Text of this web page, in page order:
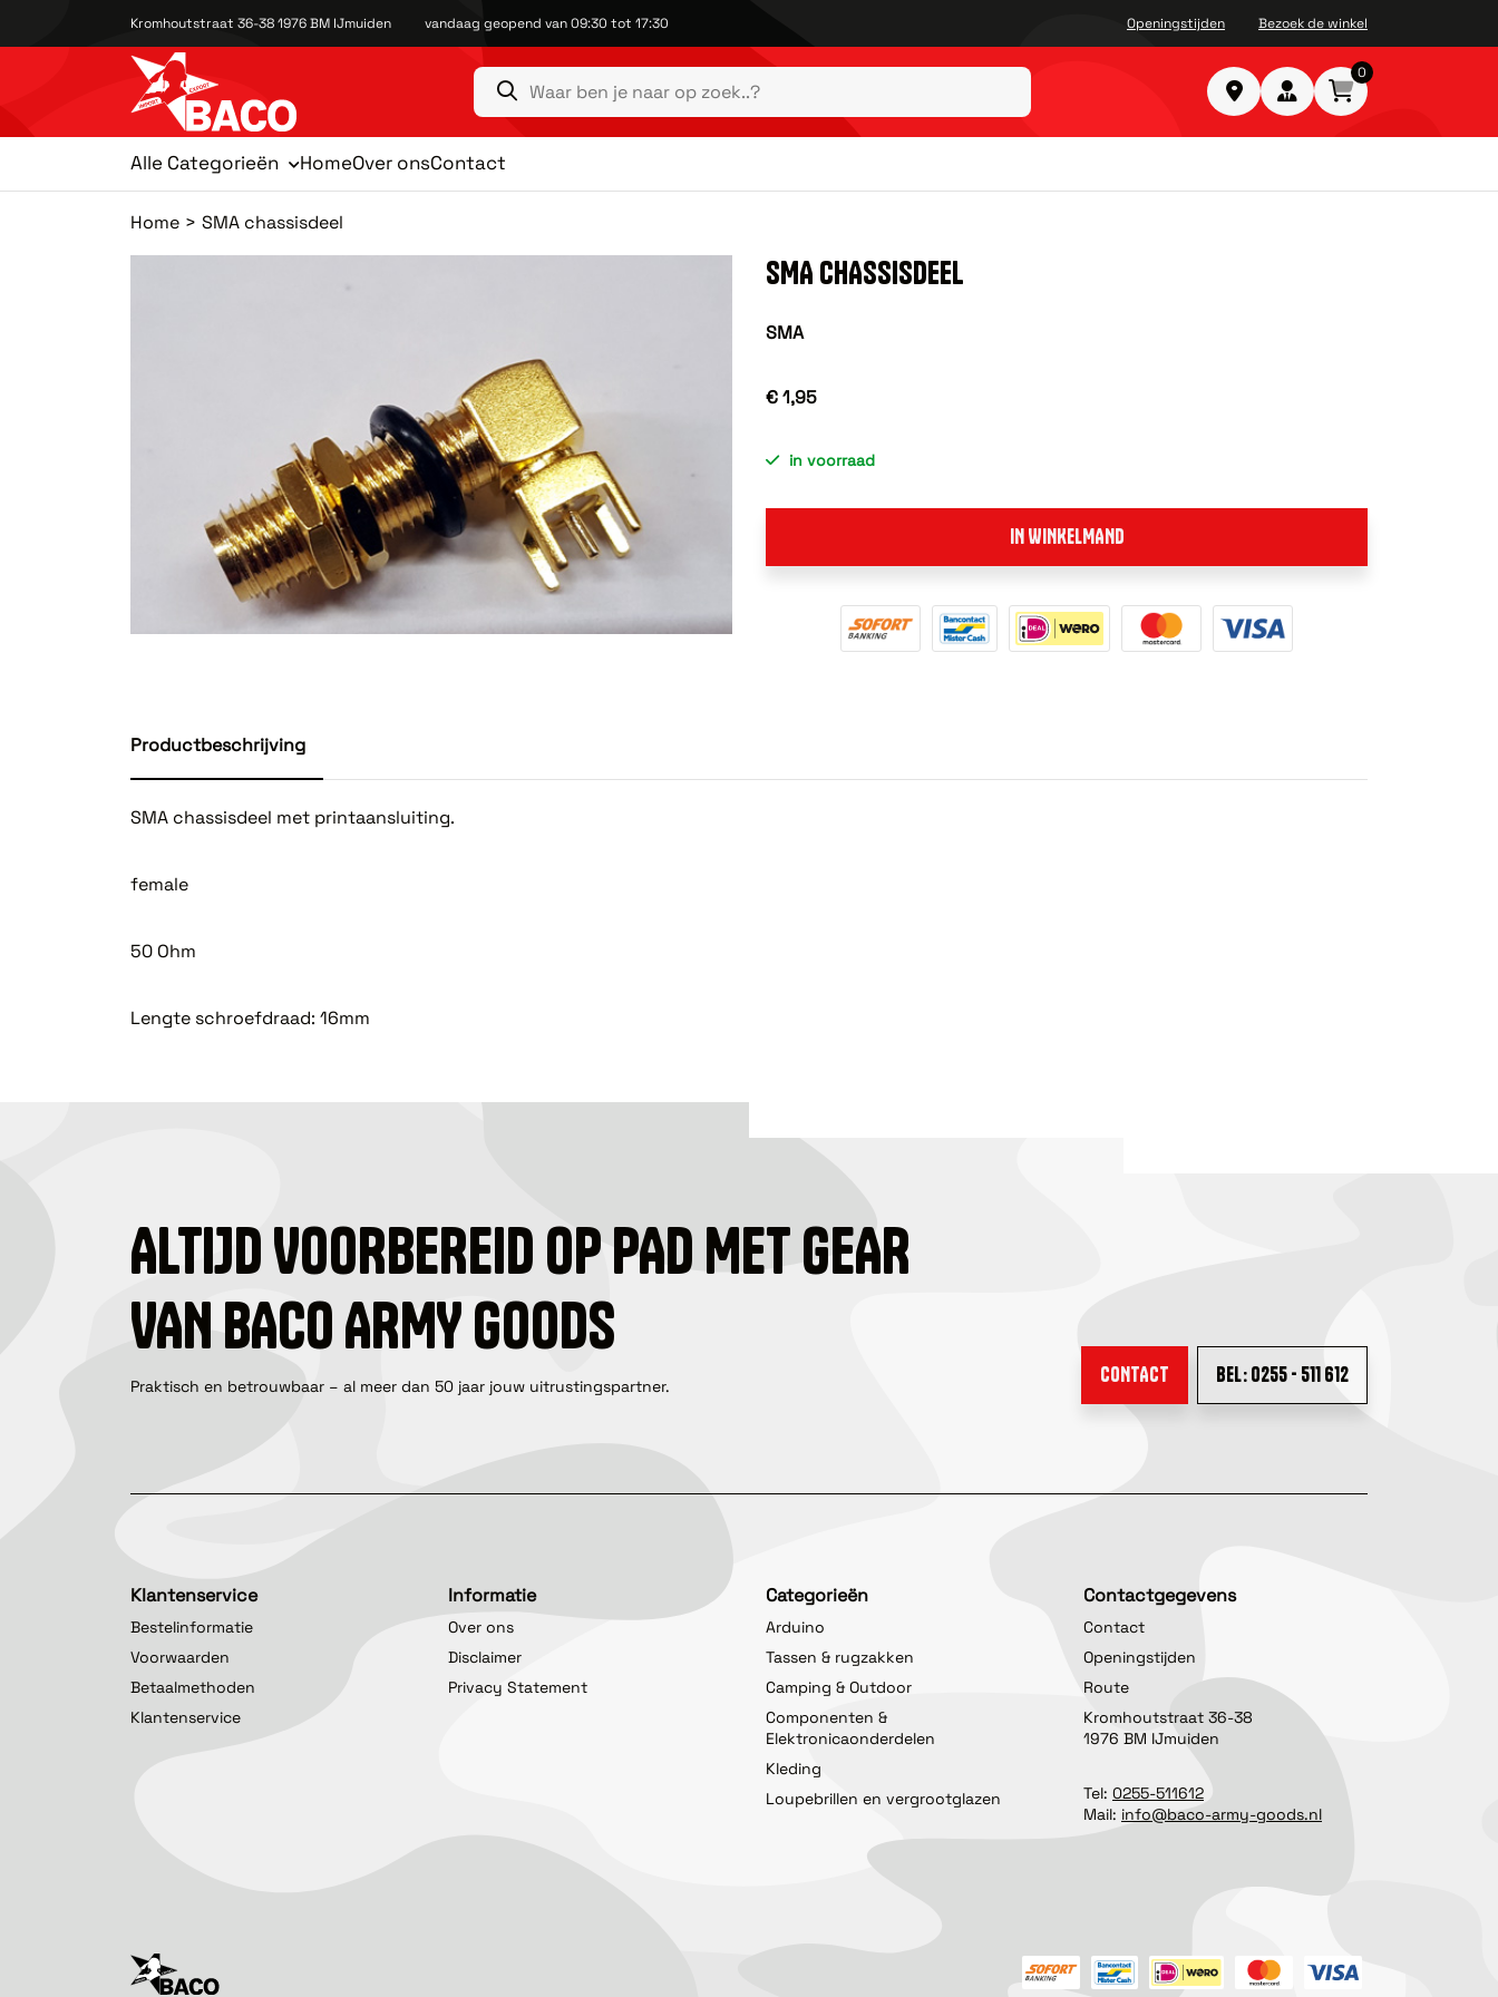
Kromhoutstraat 36-38 1976 BM IJmuiden vandaag geopend van 09:30 tot 17:30 Openingstijden Bezoek de winkel
0
Alle Categorieën HomeOver onsContact
Home SMA chassisdeel
SMA CHASSISDEEL
SMA
€ 1,95
in voorraad
IN WINKELMAND
Productbeschrijving
SMA chassisdeel met printaansluiting.
female
50 Ohm
Lengte schroefdraad: 16mm
ALTIJD VOORBEREID OP PAD MET GEAR
VAN BACO ARMY GOODS
Praktisch en betrouwbaar – al meer dan 50 jaar jouw uitrustingspartner. CONTACT BEL: 0255 - 511 612
Klantenservice
Bestelinformatie
Voorwaarden
Betaalmethoden
Klantenservice
Informatie
Over ons
Disclaimer
Privacy Statement
Categorieën
Arduino
Tassen & rugzakken
Camping & Outdoor
Componenten &
Elektronicaonderdelen
Kleding
Loupebrillen en vergrootglazen
Contactgegevens
Contact
Openingstijden
Route
Kromhoutstraat 36-38
1976 BM IJmuiden
Tel: 0255-511612
Mail: info@baco-army-goods.nl